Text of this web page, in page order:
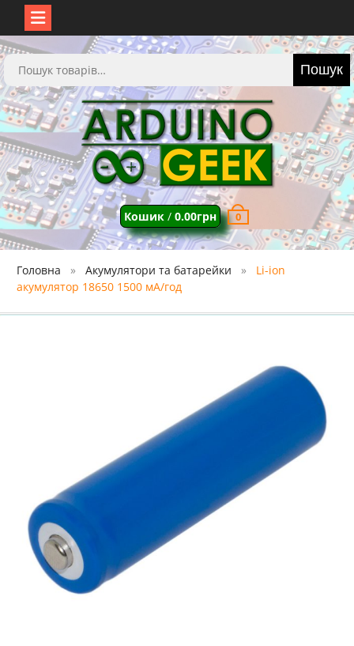
Перейти
до
вмісту
Шукати: Пошук
Кошик/ 0.00грн 0
Головна Акумулятори та батарейки
Li-ion
акумулятор 18650 1500 мА/год